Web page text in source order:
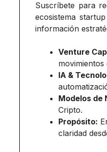
Suscríbete para
ecosistema
información
Venture
movimientos
IA &
Modelos de
Cripto.
Propósito:
claridad